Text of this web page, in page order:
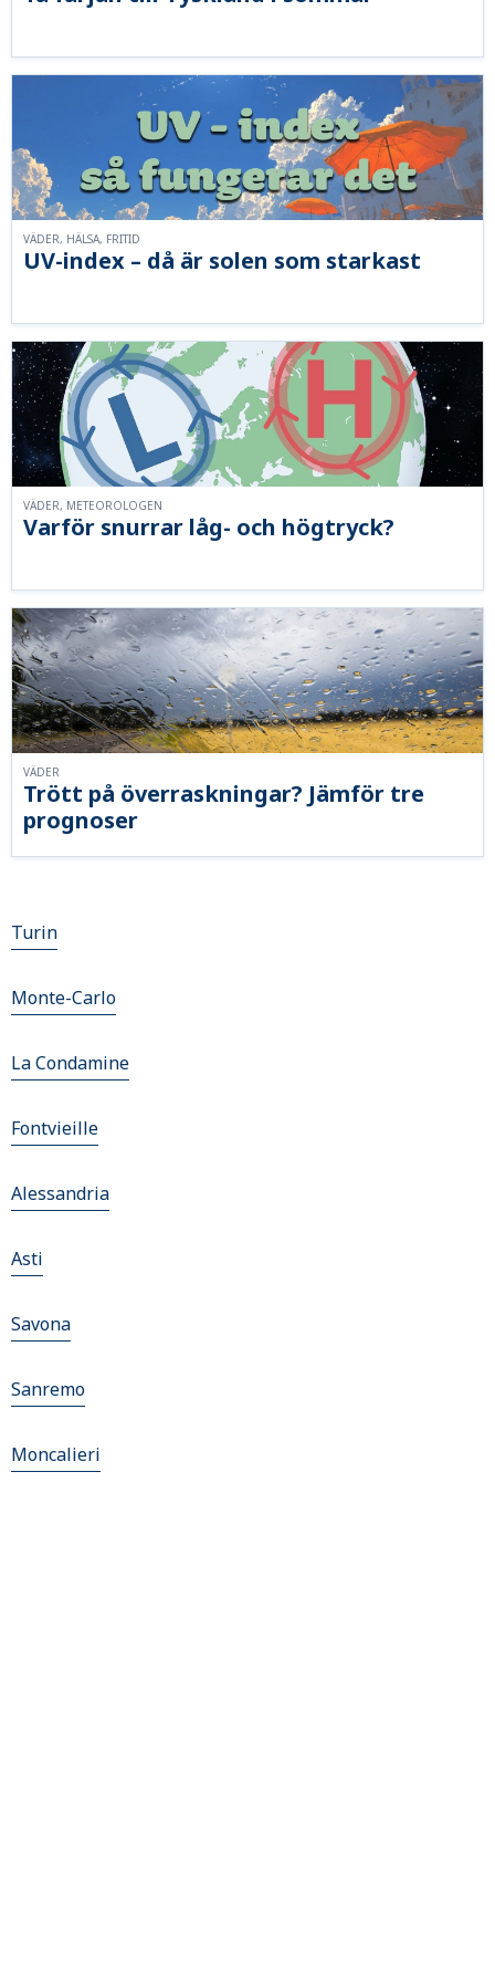
UV-index – då är solen som starkast
VÄDER, HÄLSA, FRITID
Varför snurrar låg- och högtryck?
VÄDER, METEOROLOGEN
Trött på överraskningar? Jämför tre
prognoser
VÄDER
Turin
Monte-Carlo
La Condamine
Fontvieille
Alessandria
Asti
Savona
Sanremo
Moncalieri